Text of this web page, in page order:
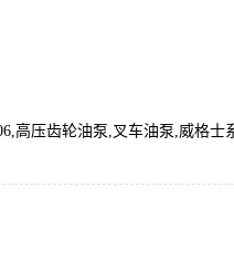
高压齿轮油泵,叉车油泵,威格士